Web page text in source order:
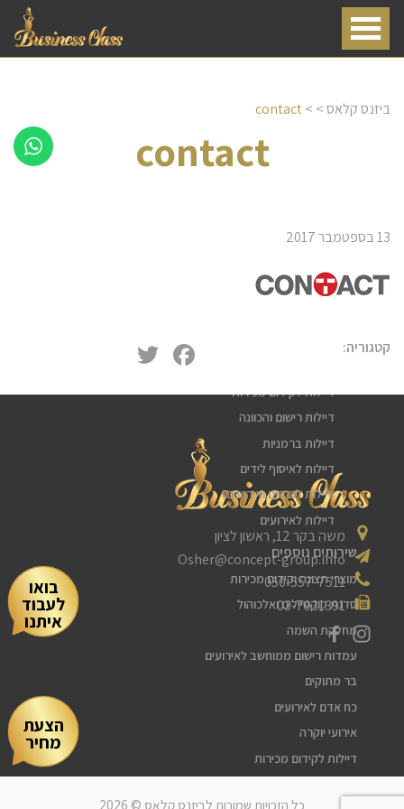
הצעת
מחיר
בואו
לעבוד
איתנו
ביזנס קלאס> >
contact
contact
13 בספטמבר 2017
קטגוריה: Facebook
משה בקר 12, ראשון לציון
Osher@concept-group.info
050-557-7511
03-7931391
דיילות לקידום מכירות
דיילות רישום והכוונה
דיילות ברמניות
דיילות לאיסוף לידים
דיילות לכנסים ואירועים
דיילות לאירועים
שירותים נוספים
מוצרי תצוגה וקידום מכירות
סדנת קוקטיילים ואלכוהול
מחלקת השמה
עמדות רישום ממוחשב לאירועים
בר מתוקים
כח אדם לאירועים
אירועי יוקרה
דיילות לקידום מכירות
כל הזכויות שמורות לביזנס קלאס © 2026